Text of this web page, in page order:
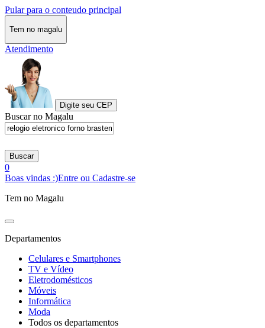
Pular para o conteudo principal
Tem no magalu
Atendimento
Digite seu CEP
Buscar no Magalu
Buscar
0
Boas vindas :)Entre ou Cadastre-se
Tem no Magalu
Departamentos
Celulares e Smartphones
TV e Vídeo
Eletrodomésticos
Móveis
Informática
Moda
Todos os departamentos